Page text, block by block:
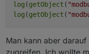
log (getObject (
log (getObject (
Man kann aber